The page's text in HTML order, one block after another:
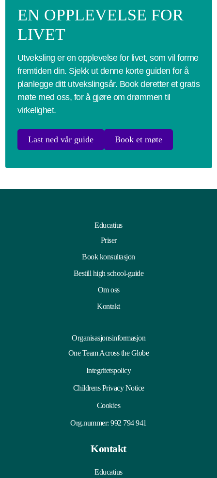
EN OPPLEVELSE FOR
LIVET
Utveksling er en opplevelse for livet, som vil forme
fremtiden din. Sjekk ut denne korte guiden for å
planlegge ditt utvekslingsår. Book deretter et gratis
møte med oss, for å gjøre om drømmen til
virkelighet.
Last ned vår guide Book et møte
Educatius
Priser
Book konsultasjon
Bestill high school-guide
Om oss
Kontakt
Organisasjonsinformasjon
One Team Across the Globe
Integritetspolicy
Childrens Privacy Notice
Cookies
Org.nummer: 992 794 941
Kontakt
Educatius